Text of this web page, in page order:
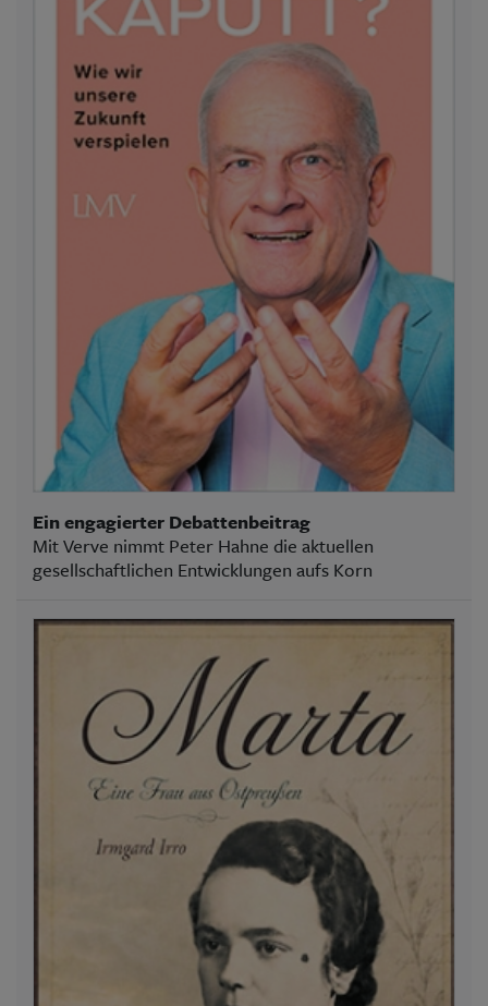
Ein engagierter Debattenbeitrag
Mit Verve nimmt Peter Hahne die aktuellen
gesellschaftlichen Entwicklungen aufs Korn